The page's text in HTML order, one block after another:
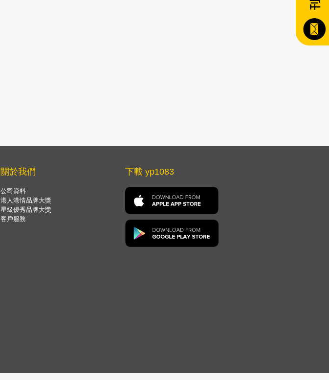
關於我們
公司資料
港人港情品牌大獎
星級優秀品牌大獎
客戶服務
下載 yp1083